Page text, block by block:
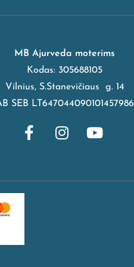
MB Ajurveda moterims
Kodas: 305688105
Vilnius, S.Stanevičiaus g. 14
SEB LT647044090101457986